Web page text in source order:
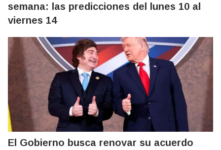
semana: las predicciones del lunes 10 al
viernes 14
El Gobierno busca renovar su acuerdo